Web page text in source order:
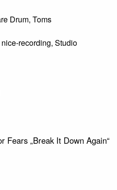
Drum, Toms
recording, Studio
Fears „Break It Down Again“